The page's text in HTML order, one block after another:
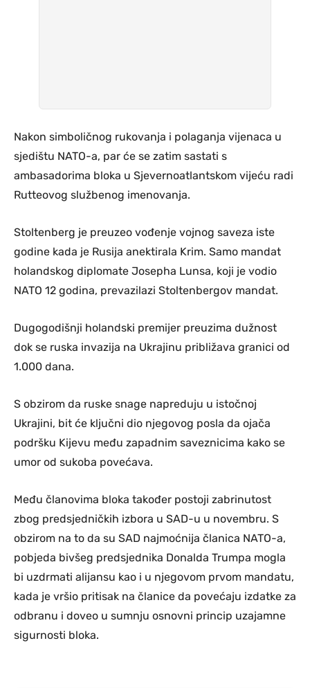
Nakon simboličnog rukovanja i polaganja vijenaca u
sjedištu NATO-a, par će se zatim sastati s
ambasadorima bloka u Sjevernoatlantskom vijeću radi
Rutteovog službenog imenovanja.
Stoltenberg je preuzeo vođenje vojnog saveza iste
godine kada je Rusija anektirala Krim. Samo mandat
holandskog diplomate Josepha Lunsa, koji je vodio
NATO 12 godina, prevazilazi Stoltenbergov mandat.
Dugogodišnji holandski premijer preuzima dužnost
dok se ruska invazija na Ukrajinu približava granici od
1.000 dana.
S obzirom da ruske snage napreduju u istočnoj
Ukrajini, bit će ključni dio njegovog posla da ojača
podršku Kijevu među zapadnim saveznicima kako se
umor od sukoba povećava.
Među članovima bloka također postoji zabrinutost
zbog predsjedničkih izbora u SAD-u u novembru. S
obzirom na to da su SAD najmoćnija članica NATO-a,
pobjeda bivšeg predsjednika Donalda Trumpa mogla
bi uzdrmati alijansu kao i u njegovom prvom mandatu,
kada je vršio pritisak na članice da povećaju izdatke za
odbranu i doveo u sumnju osnovni princip uzajamne
sigurnosti bloka.